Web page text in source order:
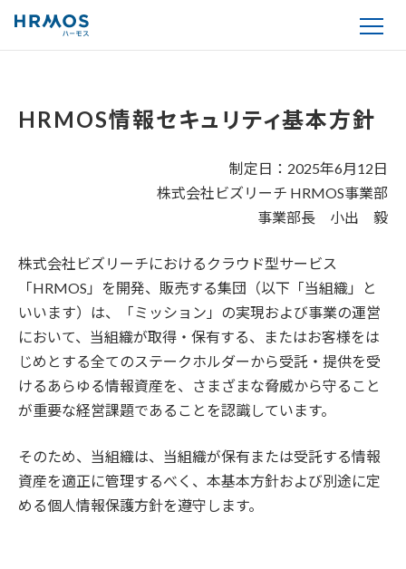
HRMOS情報セキュリティ基本方針
制定日：2025年6月12日
株式会社ビズリーチ HRMOS事業部
事業部長 小出 毅
株式会社ビズリーチにおけるクラウド型サービス
「HRMOS」を開発、販売する集団（以下「当組織」と
いいます）は、「ミッション」の実現および事業の運営
において、当組織が取得・保有する、またはお客様をは
じめとする全てのステークホルダーから受託・提供を受
けるあらゆる情報資産を、さまざまな脅威から守ること
が重要な経営課題であることを認識しています。
そのため、当組織は、当組織が保有または受託する情報
資産を適正に管理するべく、本基本方針および別途に定
める個人情報保護方針を遵守します。